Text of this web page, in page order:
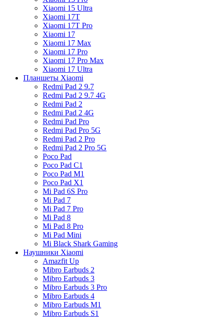
Xiaomi 15 Ultra
Xiaomi 17T
Xiaomi 17T Pro
Xiaomi 17
Xiaomi 17 Max
Xiaomi 17 Pro
Xiaomi 17 Pro Max
Xiaomi 17 Ultra
Планшеты Xiaomi
Redmi Pad 2 9.7
Redmi Pad 2 9.7 4G
Redmi Pad 2
Redmi Pad 2 4G
Redmi Pad Pro
Redmi Pad Pro 5G
Redmi Pad 2 Pro
Redmi Pad 2 Pro 5G
Poco Pad
Poco Pad C1
Poco Pad M1
Poco Pad X1
Mi Pad 6S Pro
Mi Pad 7
Mi Pad 7 Pro
Mi Pad 8
Mi Pad 8 Pro
Mi Pad Mini
Mi Black Shark Gaming
Наушники Xiaomi
Amazfit Up
Mibro Earbuds 2
Mibro Earbuds 3
Mibro Earbuds 3 Pro
Mibro Earbuds 4
Mibro Earbuds M1
Mibro Earbuds S1